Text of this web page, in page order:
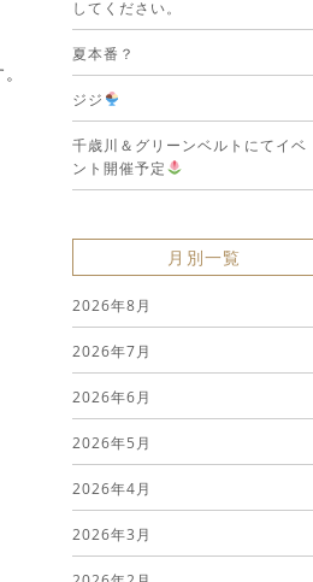
してください。
夏本番？
ジジ
千歳川＆グリーンベルトにてイベ
ント開催予定
月別一覧
2026年8月
2026年7月
2026年6月
2026年5月
2026年4月
2026年3月